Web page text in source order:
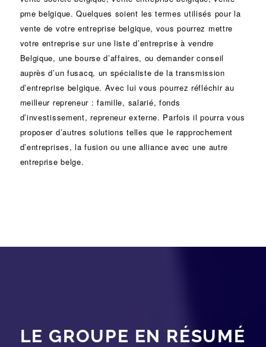
pme belgique. Quelques soient les termes utilisés pour la
vente de votre entreprise belgique, vous pourrez mettre
votre entreprise sur une liste d’entreprise à vendre
Belgique, unebourse d’affaires, ou demander conseil
auprès d’un fusacq, un spécialiste de latransmission
d’entreprise belgique. Avec lui vous pourrez réfléchir au
meilleur repreneur :famille, salarié, fonds
d’investissement, repreneur externe. Parfois il pourra vous
proposer d’autres solutions telles que le rapprochement
d’entreprises, lafusion ou unealliance avec une autre
entreprise belge.
LE GROUPE EN RÉSUMÉ